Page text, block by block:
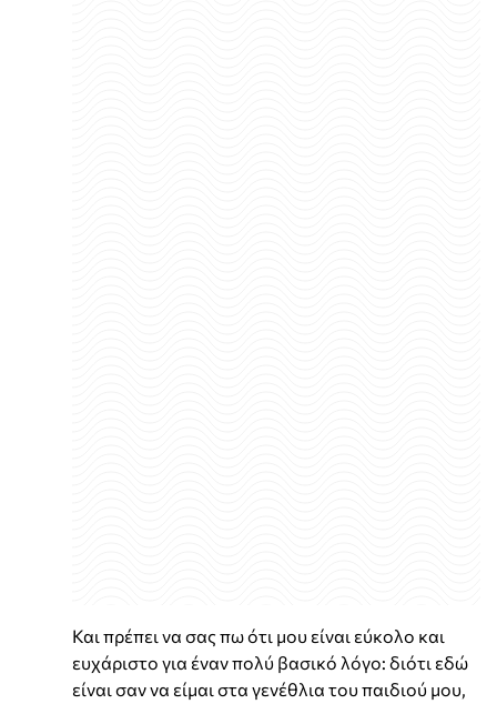
Και πρέπει να σας πω ότι μου είναι εύκολο και
ευχάριστο για έναν πολύ βασικό λόγο: διότι εδώ
είναι σαν να είμαι στα γενέθλια του παιδιού μου,